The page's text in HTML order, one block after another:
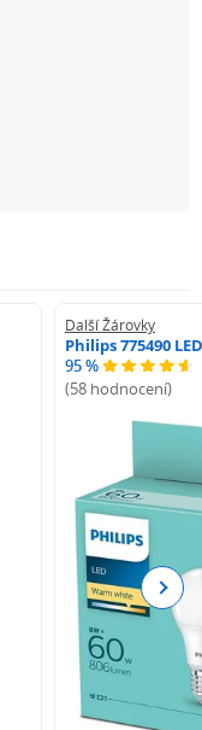
Další Žárovky
Philips 775490
95 %
(58 hodnocení)
Next